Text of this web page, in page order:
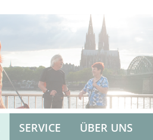
SERVICE ÜBER UNS